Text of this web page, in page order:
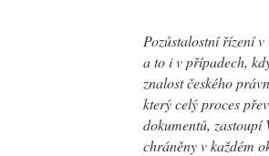
Pozůstalostní řízení
a to i v případech,
znalost českého
který celý proces
dokumentů, zastoupí
chráněny v každém